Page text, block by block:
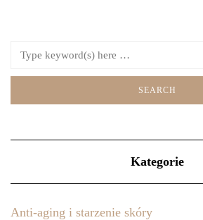
Kategorie
Anti-aging i starzenie skóry